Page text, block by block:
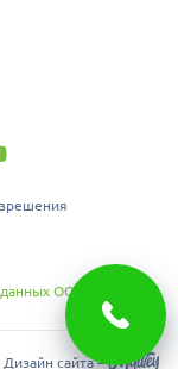
данных ООО "Верналь"
Дизайн сайта –